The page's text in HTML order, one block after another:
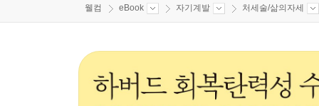
웰컴 eBook 자기계발 처세술/삶의자세